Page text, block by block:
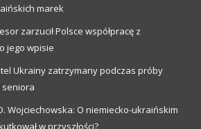
marek
zarzucił Polsce współpracę z
jego wpisie
Ukrainy zatrzymany podczas próby
seniora
Wojciechowska: O niemiecko-ukraińskim
w przyszłości?